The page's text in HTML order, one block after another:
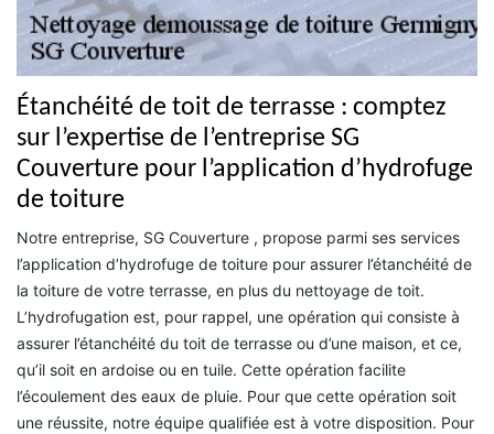
Étanchéité de toit de terrasse : comptez
sur l’expertise de l’entreprise SG
Couverture pour l’application d’hydrofuge
de toiture
Notre entreprise, SG Couverture , propose parmi ses services
l’application d’hydrofuge de toiture pour assurer l’étanchéité de
la toiture de votre terrasse, en plus du nettoyage de toit.
L’hydrofugation est, pour rappel, une opération qui consiste à
assurer l’étanchéité du toit de terrasse ou d’une maison, et ce,
qu’il soit en ardoise ou en tuile. Cette opération facilite
l’écoulement des eaux de pluie. Pour que cette opération soit
une réussite, notre équipe qualifiée est à votre disposition. Pour